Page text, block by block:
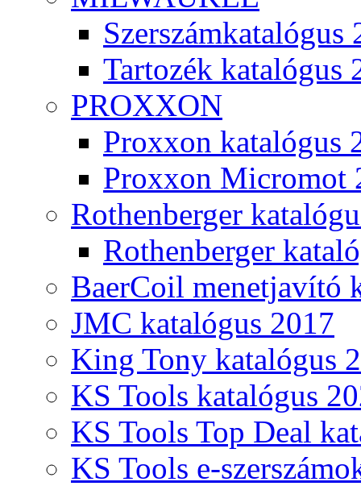
Szerszámkatalógus
Tartozék katalógus
PROXXON
Proxxon katalógus
Proxxon Micromot
Rothenberger
Rothenberger
BaerCoil menetjavító
JMC katalógus 2017
King Tony katalógus
KS Tools katalógus
KS Tools Top Deal
KS Tools e-